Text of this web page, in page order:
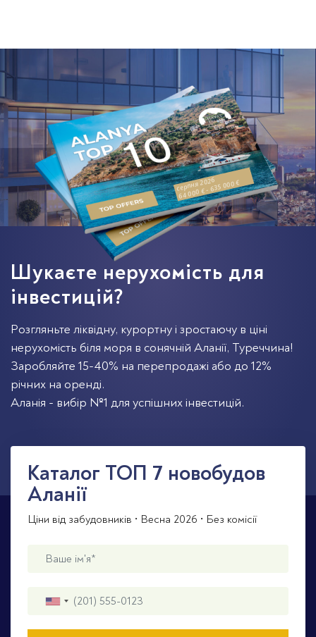
серпня 2026
64 000 € - 635 000 €
Шукаєте нерухомість для
інвестицій?
Розгляньте ліквідну, курортну і зростаючу в ціні
нерухомість біля моря в сонячній Аланії, Туреччина!
Заробляйте 15-40% на перепродажі або до 12%
річних на оренді.
Аланія - вибір №1 для успішних інвестицій.
Каталог TOП 7 новобудов
Аланії
Ціни від забудовників • Весна 2026 • Без комісії